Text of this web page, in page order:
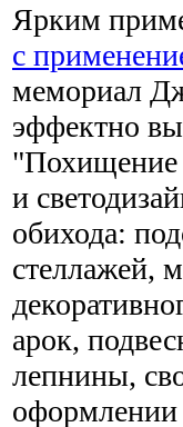
Ярким
с
мемориал
эффектно
"Похищение
и
обихода:
стеллажей,
арок,
лепнины,
оформлении